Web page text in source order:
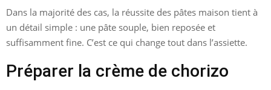
Dans la majorité des cas, la réussite des pâtes maison tient à
un détail simple : une pâte souple, bien reposée et
suffisamment fine. C’est ce qui change tout dans l’assiette.
Préparer la crème de chorizo